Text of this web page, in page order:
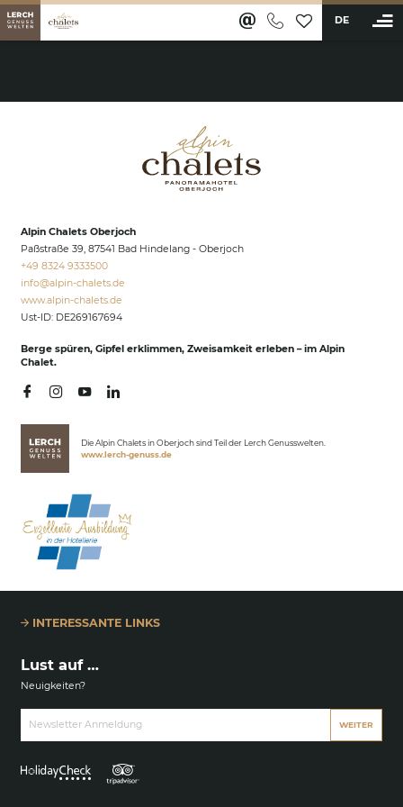
DE
Alpin Chalets & Angebote
Wellness & Aktiv
3000m² Alpin-SPA
Fitness- & Sportangebot
Anwendungen & Massagen
Restaurants & Bar
Erlebnisse
Karriere
Lerch Genussclub
Alpin Chalets Oberjoch
Paßstraße 39, 87541 Bad Hindelang - Oberjoch
+49 8324 9333500
info@alpin-chalets.de
www.alpin-chalets.de
Ust-ID: DE269167694
Berge spüren, Gipfel erklimmen, Zweisamkeit erleben – im Alpin
Chalet.
Die Alpin Chalets in Oberjoch sind Teil der Lerch Genusswelten.
www.lerch-genuss.de
INTERESSANTE LINKS
Lust auf …
Neuigkeiten?
Newsletter Anmeldung WEITER